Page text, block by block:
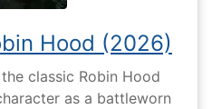
Hood (2026)
classic Robin Hood
as a battleworn